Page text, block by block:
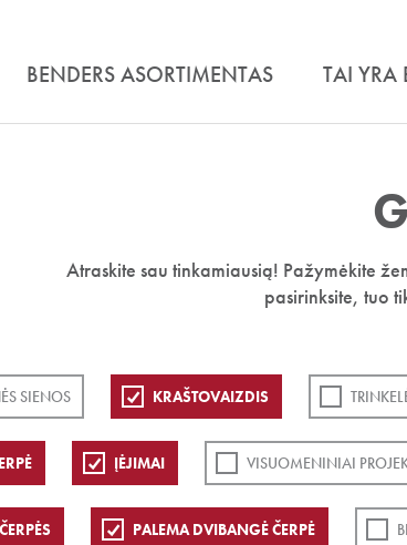
BENDERS ASORTIMENTAS TAI YRA
Atraskite sau tinkamiausią! Pažymėkite
pasirinksite, tuo
SIENOS KRAŠTOVAIZDIS
ĮĖJIMAI VISUOMENINIAI
PALEMA DVIBANGĖ ČERPĖ